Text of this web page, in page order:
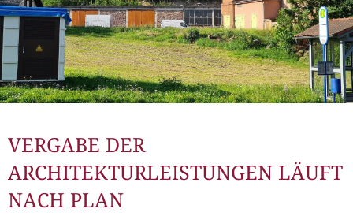
VERGABE DER
ARCHITEKTURLEISTUNGEN LÄUFT
NACH PLAN